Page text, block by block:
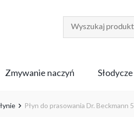
Zmywanie naczyń Słodycze
Płyn do prasowania Dr. Beckmann